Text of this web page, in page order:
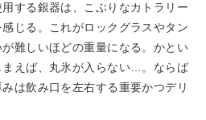
する銀器は、こぶりなカトラリー
じる。これがロックグラスやタン
難しいほどの重量になる。かとい
まえば、丸氷が入らない…。ならば
は飲み口を左右する重要かつデリ